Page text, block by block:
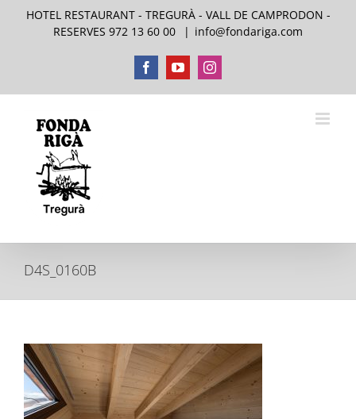
HOTEL RESTAURANT - TREGURÀ - VALL DE CAMPRODON -
RESERVES 972 13 60 00
| info@fondariga.com
FacebookYouTubeInstagram
D4S_0160B